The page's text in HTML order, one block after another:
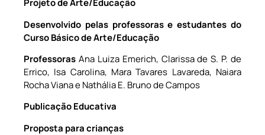
Projeto de Arte/Educação
Desenvolvido pelas professoras e estudantes do
Curso Básico de Arte/Educação
Professoras Ana Luiza Emerich, Clarissa de S. P. de
Errico, Isa Carolina, Mara Tavares Lavareda, Naiara
Rocha Viana e Nathália E. Bruno de Campos
Publicação Educativa
Proposta para crianças